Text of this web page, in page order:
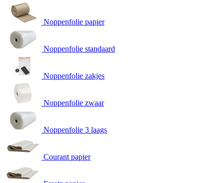
Noppenfolie papier
Noppenfolie standaard
Noppenfolie zakjes
Noppenfolie zwaar
Noppenfolie 3 laags
Courant papier